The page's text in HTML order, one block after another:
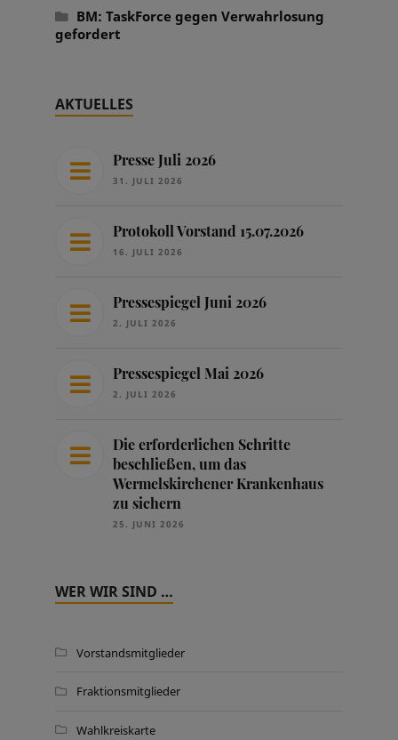
BM: TaskForce gegen Verwahrlosung
gefordert
AKTUELLES
Presse Juli 2026
31. JULI 2026
Protokoll Vorstand 15.07.2026
16. JULI 2026
Pressespiegel Juni 2026
2. JULI 2026
Pressespiegel Mai 2026
2. JULI 2026
Die erforderlichen Schritte
beschließen, um das
Wermelskirchener Krankenhaus
zu sichern
25. JUNI 2026
WER WIR SIND …
Vorstandsmitglieder
Fraktionsmitglieder
Wahlkreiskarte